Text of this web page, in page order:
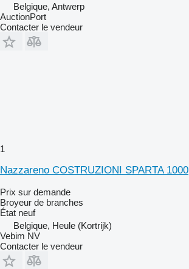
Belgique, Antwerp
AuctionPort
Contacter le vendeur
1
Nazzareno COSTRUZIONI SPARTA 1000
Prix sur demande
Broyeur de branches
État neuf
Belgique, Heule (Kortrijk)
Vebim NV
Contacter le vendeur